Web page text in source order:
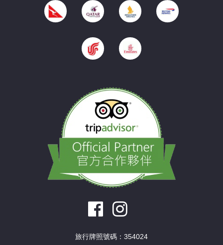
旅行牌照號碼：354024